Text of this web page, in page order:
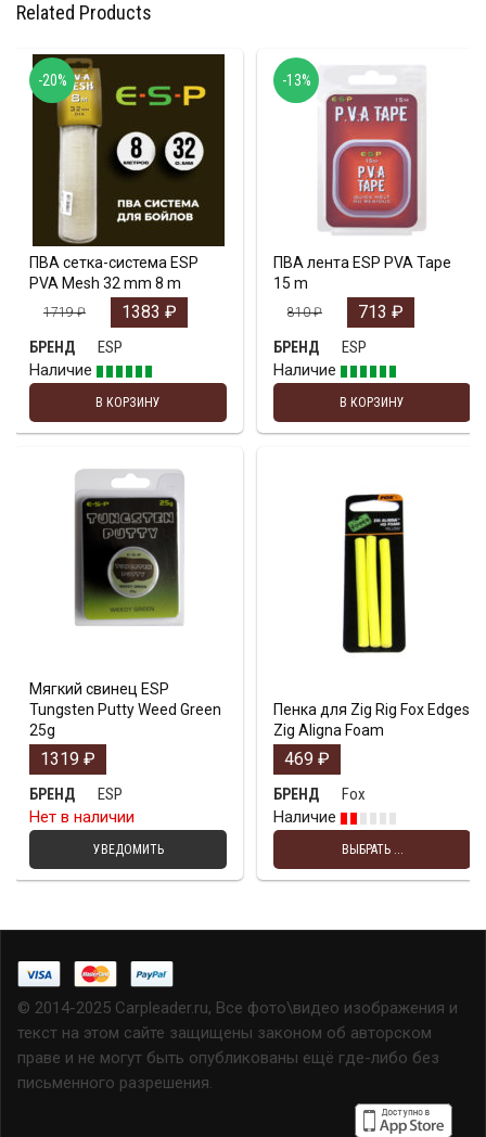
Related Products
ПВА сетка-система ESP
PVA Mesh 32 mm 8 m
1719₽ 1383 ₽
БРЕНД
ESP
Наличие
В КОРЗИНУ
-20%
ПВА лента ESP PVA Tape
15 m
810₽ 713 ₽
БРЕНД
ESP
Наличие
В КОРЗИНУ
-13%
Мягкий свинец ESP
Tungsten Putty Weed Green
25g
1319 ₽
БРЕНД
ESP
Нет в наличии
УВЕДОМИТЬ
Пенка для Zig Rig Fox Edges
Zig Aligna Foam
469 ₽
БРЕНД
Fox
Наличие
ВЫБРАТЬ ...
© 2014-2025 Carpleader.ru, Все фото\видео изображения и
текст на этом сайте защищены законом об авторском
праве и не могут быть опубликованы ещё где-либо без
письменного разрешения.